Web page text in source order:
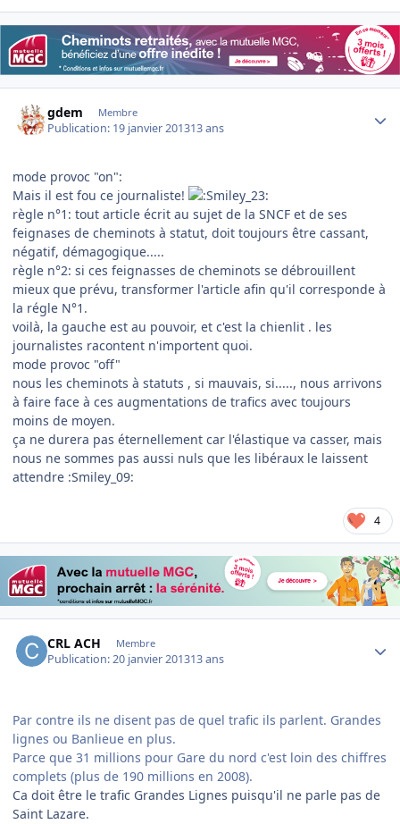
gdem Membre
Publication: 19 janvier 201313 ans
mode provoc "on":
Mais il est fou ce journaliste!
règle n°1: tout article écrit au sujet de la SNCF et de ses
feignases de cheminots à statut, doit toujours être cassant,
négatif, démagogique.....
règle n°2: si ces feignasses de cheminots se débrouillent
mieux que prévu, transformer l'article afin qu'il corresponde à
la régle N°1.
voilà, la gauche est au pouvoir, et c'est la chienlit . les
journalistes racontent n'importent quoi.
mode provoc "off"
nous les cheminots à statuts , si mauvais, si....., nous arrivons
à faire face à ces augmentations de trafics avec toujours
moins de moyen.
ça ne durera pas éternellement car l'élastique va casser, mais
nous ne sommes pas aussi nuls que les libéraux le laissent
attendre :Smiley_09:
4
CRL ACH Membre
Publication:20 janvier 201313 ans
Par contre ils ne disent pas de quel trafic ils parlent. Grandes
lignes ou Banlieue en plus.
Parce que 31 millions pour Gare du nord c'est loin des chiffres
complets (plus de 190 millions en 2008).
Ca doit être le trafic Grandes Lignes puisqu'il ne parle pas de
Saint Lazare.